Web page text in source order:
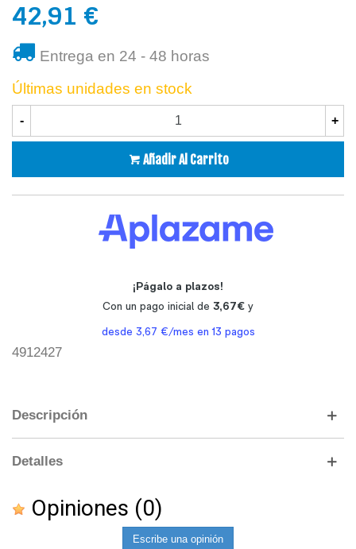
42,91 €
Entrega en 24 - 48 horas
Últimas unidades en stock
- +
Añadir Al Carrito
4912427
Descripción
Detalles
Opiniones (0)
Escribe una opinión